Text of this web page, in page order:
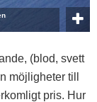
(blod, svett
möjligheter till
pris. Hur